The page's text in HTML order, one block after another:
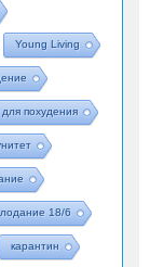
Young Living
похудения
18/6
карантин